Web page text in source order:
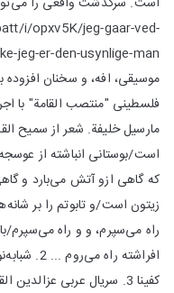
i/opxv5K/jeg-gaar-ved-
jeg-er-den-usynlige-man
فلسطینی "منتصب القامة" با
مارسيل خليفة. شعر از سميح
است/بوستانی انباشته از
که گاهی ازو آتش می‌بارد و
زیتون است/و تابوتم را بر
راه می‌سپرم، و و راه می‌سپرم/
افراشته
كفينا 3. سریال عربی